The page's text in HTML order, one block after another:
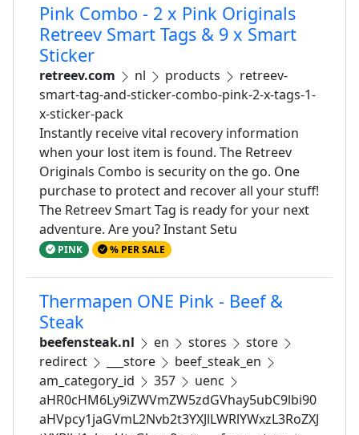
Pink Combo - 2 x Pink Originals
Retreev Smart Tags & 9 x Smart
Sticker
retreev.com nl products
retreev-
smart-tag-and-sticker-combo-pink-2-x-tags-1-
x-sticker-pack
Instantly receive vital recovery information
when your lost item is found. The Retreev
Originals Combo is security on the go. One
purchase to protect and recover all your stuff!
The Retreev Smart Tag is ready for your next
adventure. Are you? Instant Setu
PINK % PER SALE
Thermapen ONE Pink - Beef &
Steak
beefensteak.nl en stores
store
redirect
___store
beef_steak_en
am_category_id
357
uenc
aHR0cHM6Ly9iZWVmZW5zdGVhay5ubC9lbi90
aHVpcy1jaGVmL2Nvb2t3YXJlLWRlYWxzL3RoZXJ